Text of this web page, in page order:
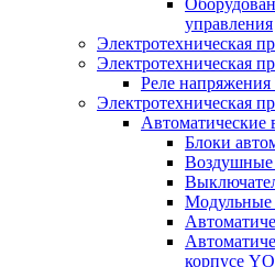
управления
Электротехническая
Электротехническая
Реле напряжения
Электротехническая
Автоматические
Блоки
Воздушные
Модульные
корпусе